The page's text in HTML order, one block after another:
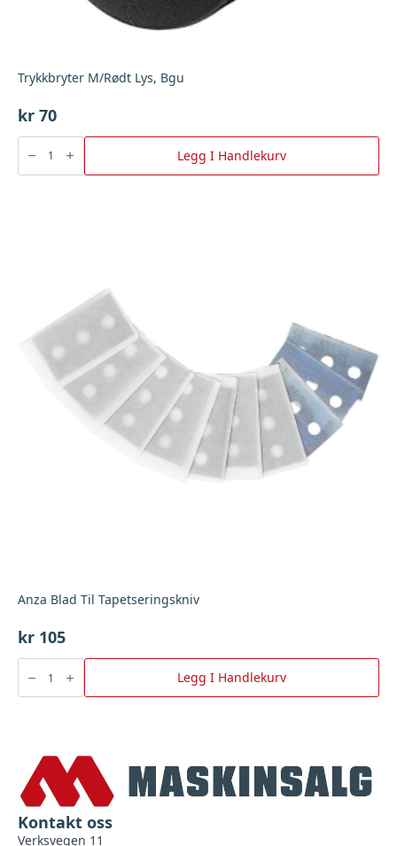
Trykkbryter M/Rødt Lys, Bgu
kr 70
Trykkbryter
M/Rødt
Lys,
Bgu
Legg I Handlekurv
Anza Blad Til Tapetseringskniv
kr 105
Anza
Tapetseringskniv
Legg I Handlekurv
Kontakt oss
Verksvegen 11